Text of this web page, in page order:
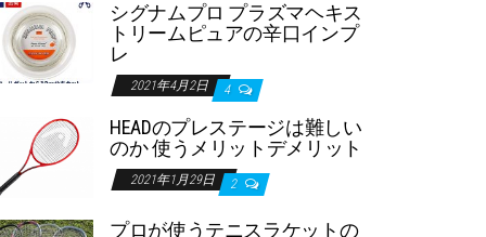
シグナムプロ プラズマヘキス
トリームピュアの辛口インプ
レ
2021年4月2日 4
HEADのプレステージは難しい
のか 使うメリットデメリット
2021年1月29日 2
プロが使うテニスラケットの